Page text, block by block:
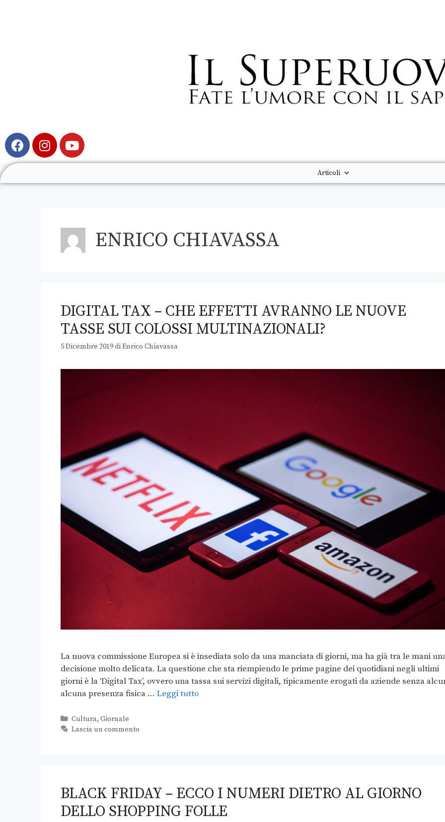
Articoli
ENRICO CHIAVASSA
DIGITAL TAX – CHE EFFETTI AVRANNO LE NUOVE
TASSE SUI COLOSSI MULTINAZIONALI?
5 Dicembre 2019diEnrico Chiavassa
La nuova commissione Europea si è insediata solo da una manciata di giorni, ma ha già tra le mani
decisione molto delicata. La questione che sta riempiendo le prime pagine dei quotidiani negli ultimi
giorni è la ‘Digital Tax’, ovvero una tassa sui servizi digitali, tipicamente erogati da aziende senza
alcuna presenza fisica … Leggi tutto
Cultura, Giornale
Lascia un commento
BLACK FRIDAY – ECCO I NUMERI DIETRO AL GIORNO
DELLO SHOPPING FOLLE